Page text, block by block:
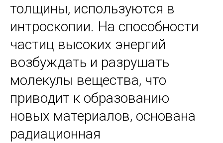
толщины, используются в
интроскопии. На способности
частиц высоких энергий
возбуждать и разрушать
молекулы вещества, что
приводит к образованию
новых материалов, основана
радиационная